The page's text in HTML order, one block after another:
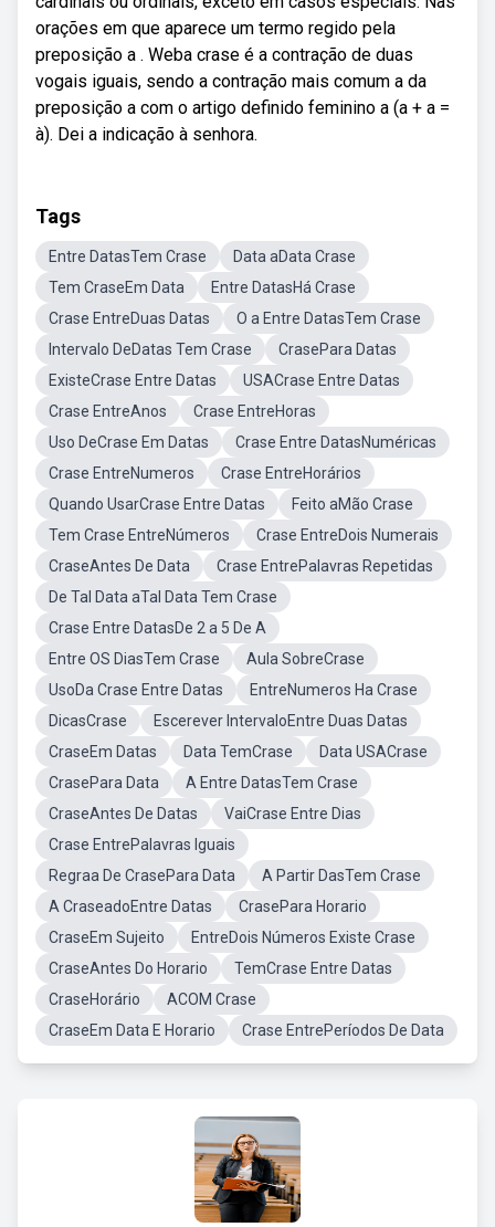
orações em que aparece um termo regido pela
preposição a . Weba crase é a contração de duas
vogais iguais, sendo a contração mais comum a da
preposição a com o artigo definido feminino a (a + a =
à). Dei a indicação à senhora.
Tags
Entre DatasTem Crase
Data aData Crase
Tem CraseEm Data
Entre DatasHá Crase
Crase EntreDuas Datas
O a Entre DatasTem Crase
Intervalo DeDatas Tem Crase
CrasePara Datas
ExisteCrase Entre Datas
USACrase Entre Datas
Crase EntreAnos
Crase EntreHoras
Uso DeCrase Em Datas
Crase Entre DatasNuméricas
Crase EntreNumeros
Crase EntreHorários
Quando UsarCrase Entre Datas
Feito aMão Crase
Tem Crase EntreNúmeros
Crase EntreDois Numerais
CraseAntes De Data
Crase EntrePalavras Repetidas
De Tal Data aTal Data Tem Crase
Crase Entre DatasDe 2 a 5 De A
Entre OS DiasTem Crase
Aula SobreCrase
UsoDa Crase Entre Datas
EntreNumeros Ha Crase
DicasCrase
Escerever IntervaloEntre Duas Datas
CraseEm Datas
Data TemCrase
Data USACrase
CrasePara Data
A Entre DatasTem Crase
CraseAntes De Datas
VaiCrase Entre Dias
Crase EntrePalavras Iguais
Regraa De CrasePara Data
A Partir DasTem Crase
A CraseadoEntre Datas
CrasePara Horario
CraseEm Sujeito
EntreDois Números Existe Crase
CraseAntes Do Horario
TemCrase Entre Datas
CraseHorário
ACOM Crase
CraseEm Data E Horario
Crase EntrePeríodos De Data